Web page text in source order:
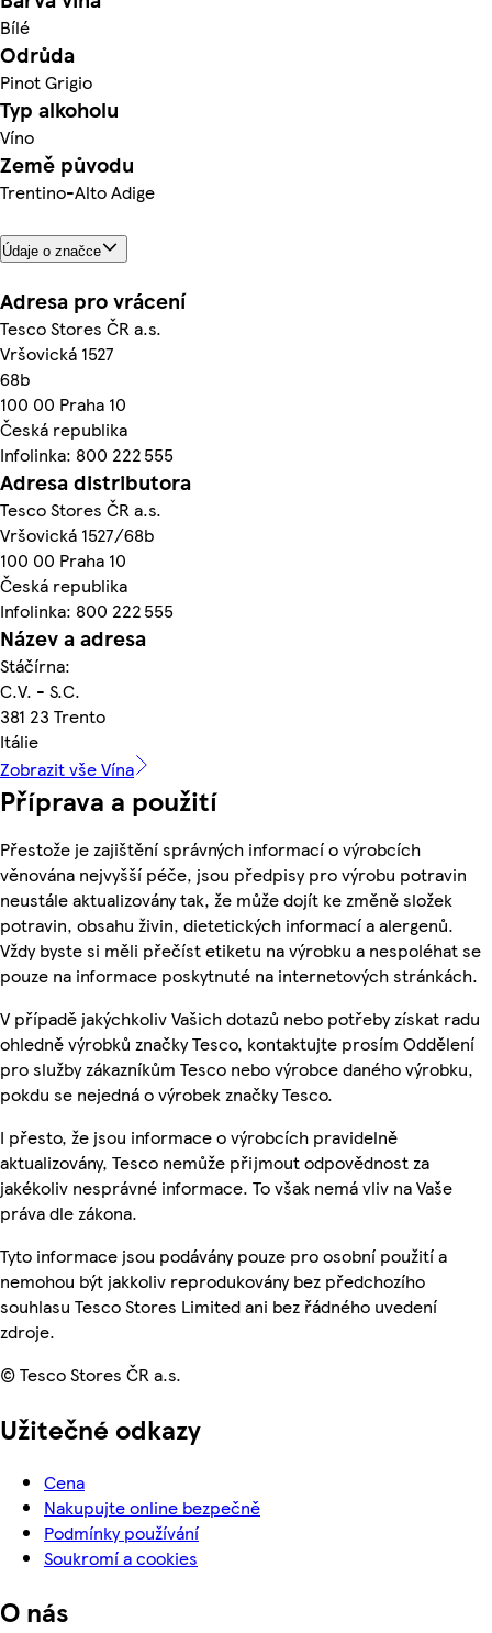
Bílé
Odrůda
Pinot Grigio
Typ alkoholu
Víno
Země původu
Trentino-Alto Adige
Údaje o značce
Adresa pro vrácení
Tesco Stores ČR a.s.
Vršovická 1527
68b
100 00 Praha 10
Česká republika
Infolinka: 800 222 555
Adresa distributora
Tesco Stores ČR a.s.
Vršovická 1527/68b
100 00 Praha 10
Česká republika
Infolinka: 800 222 555
Název a adresa
Stáčírna:
C.V. - S.C.
381 23 Trento
Itálie
Zobrazit vše Vína
Příprava a použití
Přestože je zajištění správných informací o výrobcích
věnována nejvyšší péče, jsou předpisy pro výrobu potravin
neustále aktualizovány tak, že může dojít ke změně složek
potravin, obsahu živin, dietetických informací a alergenů.
Vždy byste si měli přečíst etiketu na výrobku a nespoléhat se
pouze na informace poskytnuté na internetových stránkách.
V případě jakýchkoliv Vašich dotazů nebo potřeby získat radu
ohledně výrobků značky Tesco, kontaktujte prosím Oddělení
pro služby zákazníkům Tesco nebo výrobce daného výrobku,
pokdu se nejedná o výrobek značky Tesco.
I přesto, že jsou informace o výrobcích pravidelně
aktualizovány, Tesco nemůže přijmout odpovědnost za
jakékoliv nesprávné informace. To však nemá vliv na Vaše
práva dle zákona.
Tyto informace jsou podávány pouze pro osobní použití a
nemohou být jakkoliv reprodukovány bez předchozího
souhlasu Tesco Stores Limited ani bez řádného uvedení
zdroje.
© Tesco Stores ČR a.s.
Užitečné odkazy
Cena
Nakupujte online bezpečně
Podmínky používání
Soukromí a cookies
O nás